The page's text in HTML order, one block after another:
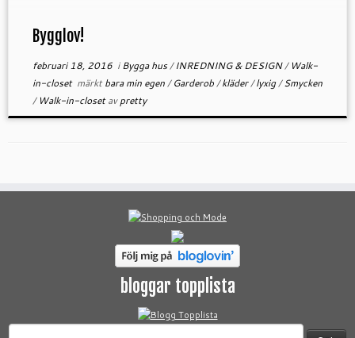
Bygglov!
februari 18, 2016iBygga hus/INREDNING & DESIGN/ Walk-
in-closet märktbara min egen/Garderob/kläder/lyxig/Smycken
/ Walk-in-closetavpretty
bloggar topplista